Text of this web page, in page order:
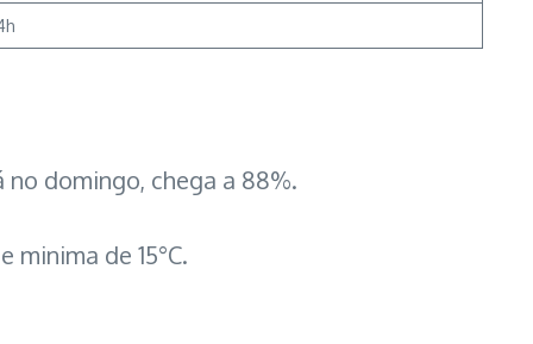
no domingo, chega a 88%.
minima de 15°C.